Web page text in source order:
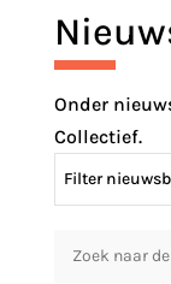
Onder
Collectief.
Filter